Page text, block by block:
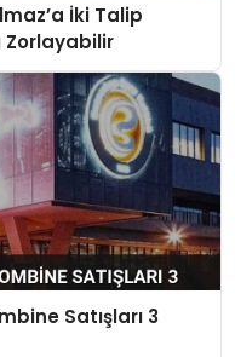
İki Talip
Zorlayabilir
Satışları 3